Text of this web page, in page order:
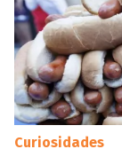
Curiosidades